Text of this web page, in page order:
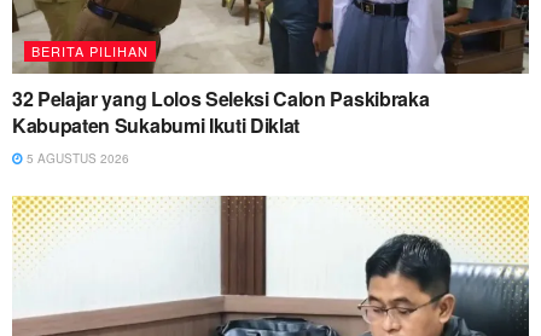
BERITA PILIHAN
32 Pelajar yang Lolos Seleksi Calon Paskibraka
Kabupaten Sukabumi Ikuti Diklat
5 AGUSTUS 2026